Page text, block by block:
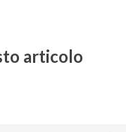
articolo